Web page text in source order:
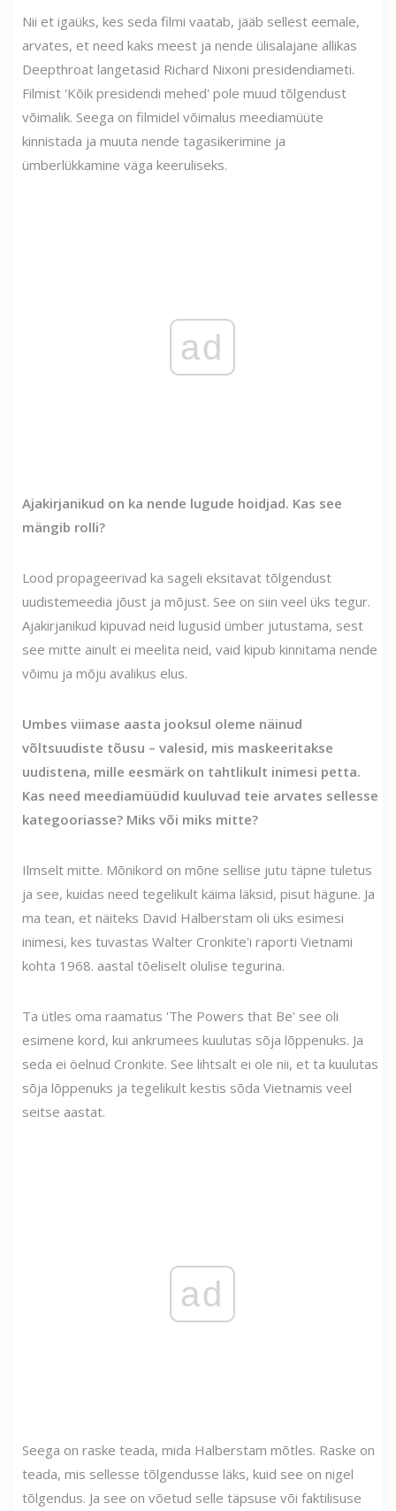
Nii et igaüks, kes seda filmi vaatab, jääb sellest eemale,
arvates, et need kaks meest ja nende ülisalajane allikas
Deepthroat langetasid Richard Nixoni presidendiameti.
Filmist 'Kõik presidendi mehed' pole muud tõlgendust
võimalik. Seega on filmidel võimalus meediamüüte
kinnistada ja muuta nende tagasikerimine ja
ümberlükkamine väga keeruliseks.
ad
Ajakirjanikud on ka nende lugude hoidjad. Kas see
mängib rolli?
Lood propageerivad ka sageli eksitavat tõlgendust
uudistemeedia jõust ja mõjust. See on siin veel üks tegur.
Ajakirjanikud kipuvad neid lugusid ümber jutustama, sest
see mitte ainult ei meelita neid, vaid kipub kinnitama nende
võimu ja mõju avalikus elus.
Umbes viimase aasta jooksul oleme näinud
võltsuudiste tõusu – valesid, mis maskeeritakse
uudistena, mille eesmärk on tahtlikult inimesi petta.
Kas need meediamüüdid kuuluvad teie arvates sellesse
kategooriasse? Miks või miks mitte?
Ilmselt mitte. Mõnikord on mõne sellise jutu täpne tuletus
ja see, kuidas need tegelikult käima läksid, pisut hägune. Ja
ma tean, et näiteks David Halberstam oli üks esimesi
inimesi, kes tuvastas Walter Cronkite'i raporti Vietnami
kohta 1968. aastal tõeliselt olulise tegurina.
Ta ütles oma raamatus 'The Powers that Be' see oli
esimene kord, kui ankrumees kuulutas sõja lõppenuks. Ja
seda ei öelnud Cronkite. See lihtsalt ei ole nii, et ta kuulutas
sõja lõppenuks ja tegelikult kestis sõda Vietnamis veel
seitse aastat.
ad
Seega on raske teada, mida Halberstam mõtles. Raske on
teada, mis sellesse tõlgendusse läks, kuid see on nigel
tõlgendus. Ja see on võetud selle täpsuse või faktilisuse